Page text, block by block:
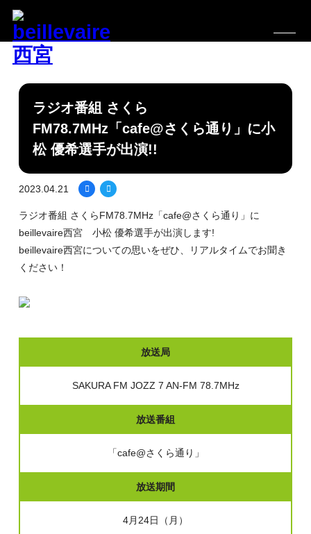
ラジオ番組 さくら
FM78.7MHz「cafe@さくら通り」に小
松 優希選手が出演!!
2023.04.21
ラジオ番組 さくらFM78.7MHz「cafe@さくら通り」に
beillevaire西宮 小松 優希選手が出演します!
beillevaire西宮についての思いをぜひ、リアルタイムでお聞き
ください！
放送局
SAKURA FM JOZZ 7 AN-FM 78.7MHz
放送番組
「cafe@さくら通り」
放送期間
4月24日（月）